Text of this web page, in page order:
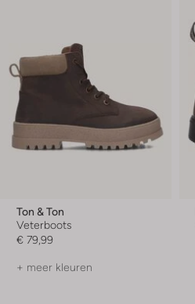
Ton & Ton
Veterboots
€ 79,99
+ meer kleuren